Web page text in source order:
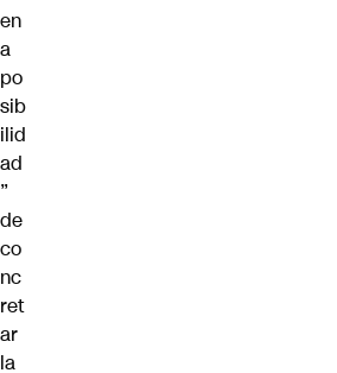
en
a
po
sib
ilid
ad
”
de
co
nc
ret
ar
la